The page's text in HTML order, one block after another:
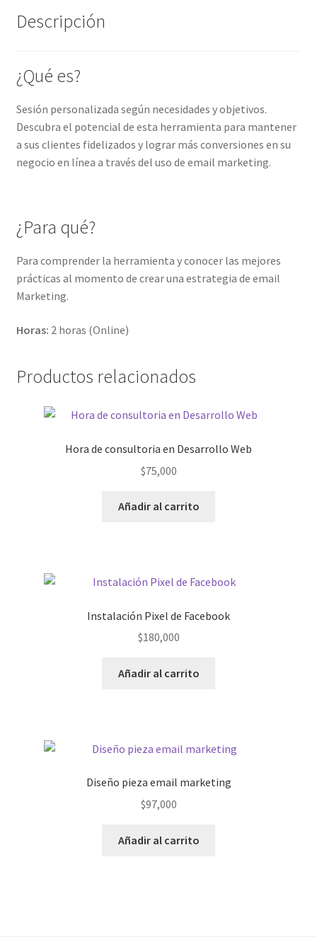
Descripción
¿Qué es?
Sesión personalizada según necesidades y objetivos.
Descubra el potencial de esta herramienta para mantener
a sus clientes fidelizados y lograr más conversiones en su
negocio en línea a través del uso de email marketing.
¿Para qué?
Para comprender la herramienta y conocer las mejores
prácticas al momento de crear una estrategia de email
Marketing.
Horas: 2 horas (Online)
Productos relacionados
Hora de consultoria en Desarrollo Web
$75,000
Añadir al carrito
Instalación Pixel de Facebook
$180,000
Añadir al carrito
Diseño pieza email marketing
$97,000
Añadir al carrito